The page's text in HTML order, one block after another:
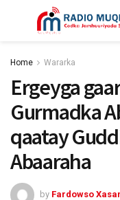
Home Wararka
Ergeyga
Gurmadka
qaatay
Abaaraha
by Fardowso